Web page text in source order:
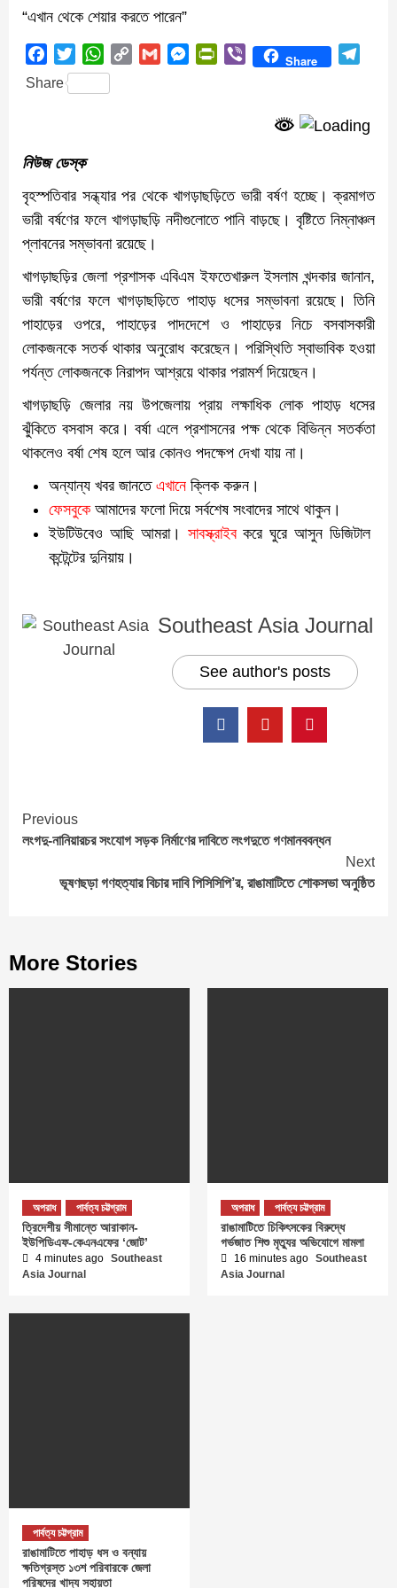
“এখান থেকে শেয়ার করতে পারেন”
Facebook
TwitterWhatsApp
Copy
Gmail MessengerPrintFriendly
Viber Share
Share
নিউজ ডেস্ক
বৃহস্পতিবার সন্ধ্যার পর থেকে খাগড়াছড়িতে ভারী বর্ষণ হচ্ছে। ক্রমাগত
ভারী বর্ষণের ফলে খাগড়াছড়ি নদীগুলোতে পানি বাড়ছে। বৃষ্টিতে নিম্নাঞ্চল
প্লাবনের সম্ভাবনা রয়েছে।
খাগড়াছড়ির জেলা প্রশাসক এবিএম ইফতেখারুল ইসলাম খন্দকার জানান,
ভারী বর্ষণের ফলে খাগড়াছড়িতে পাহাড় ধসের সম্ভাবনা রয়েছে। তিনি
পাহাড়ের ওপরে, পাহাড়ের পাদদেশে ও পাহাড়ের নিচে বসবাসকারী
লোকজনকে সতর্ক থাকার অনুরোধ করেছেন। পরিস্থিতি স্বাভাবিক হওয়া
পর্যন্ত লোকজনকে নিরাপদ আশ্রয়ে থাকার পরামর্শ দিয়েছেন।
খাগড়াছড়ি জেলার নয় উপজেলায় প্রায় লক্ষাধিক লোক পাহাড় ধসের
ঝুঁকিতে বসবাস করে। বর্ষা এলে প্রশাসনের পক্ষ থেকে বিভিন্ন সতর্কতা
থাকলেও বর্ষা শেষ হলে আর কোনও পদক্ষেপ দেখা যায় না।
অন্যান্য খবর জানতে এখানে ক্লিক করুন।
ফেসবুকেআমাদের ফলো দিয়ে সর্বশেষ সংবাদের সাথে থাকুন।
ইউটিউবেও আছি আমরা। সাবস্ক্রাইব করে ঘুরে আসুন ডিজিটাল
কন্টেন্টের দুনিয়ায়।
Southeast Asia Journal
See author's posts
Continue
Reading
Previous
লংগদু-নানিয়ারচর সংযোগ সড়ক নির্মাণের দাবিতে লংগদুতে গণমানববন্ধন
Next
ভূষণছড়া গণহত্যার বিচার দাবি পিসিসিপি’র, রাঙামাটিতে শোকসভা অনুষ্ঠিত
More Stories
অপরাধ পার্বত্য চট্টগ্রাম
ত্রিদেশীয় সীমান্তে আরাকান-
ইউপিডিএফ-কেএনএফের ‘জোট’
4 minutes ago Southeast
Asia Journal
অপরাধ পার্বত্য চট্টগ্রাম
রাঙামাটিতে চিকিৎসকের বিরুদ্ধে
গর্ভজাত শিশু মৃত্যুর অভিযোগে মামলা
16 minutes ago Southeast
Asia Journal
পার্বত্য চট্টগ্রাম
রাঙামাটিতে পাহাড় ধস ও বন্যায়
ক্ষতিগ্রস্ত ১৩শ পরিবারকে জেলা
পরিষদের খাদ্য সহায়তা